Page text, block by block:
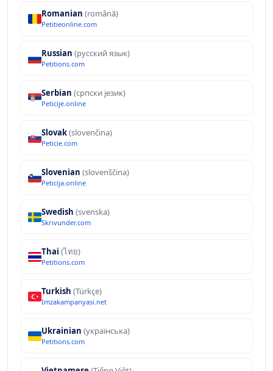
Romanian (română)
Petitieonline.com
Russian (русский язык)
Petitions.com
Serbian (српски језик)
Peticije.online
Slovak(slovenčina)
Peticie.com
Slovenian (slovenščina)
Peticija.online
Swedish (svenska)
Skrivunder.com
Thai (ไทย)
Petitions.com
Turkish (Türkçe)
Imzakampanyasi.net
Ukrainian (українська)
Petitions.com